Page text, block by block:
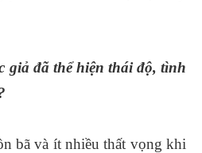
giả đã thể hiện thái độ, tình
bã và ít nhiều thất vọng khi